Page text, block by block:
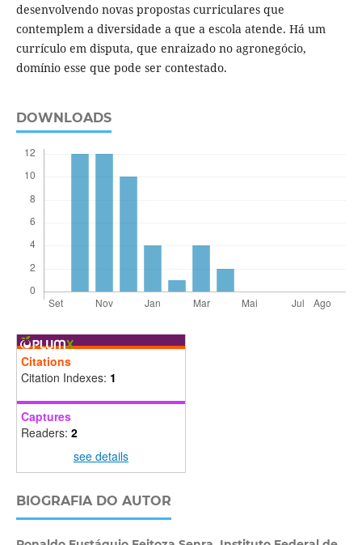
desenvolvendo novas propostas curriculares que
contemplem a diversidade a que a escola atende. Há um
currículo em disputa, que enraizado no agronegócio,
domínio esse que pode ser contestado.
DOWNLOADS
Citations
Citation Indexes: 1
Captures
Readers: 2
see details
BIOGRAFIA DO AUTOR